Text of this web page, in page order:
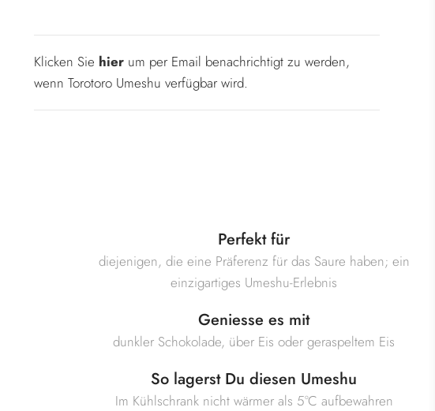
Klicken Sie hier um per Email benachrichtigt zu werden,
wenn Torotoro Umeshu verfügbar wird.
Perfekt für
diejenigen, die eine Präferenz für das Saure haben; ein
einzigartiges Umeshu-Erlebnis
Geniesse es mit
dunkler Schokolade, über Eis oder geraspeltem Eis
So lagerst Du diesen Umeshu
Im Kühlschrank nicht wärmer als 5°C aufbewahren